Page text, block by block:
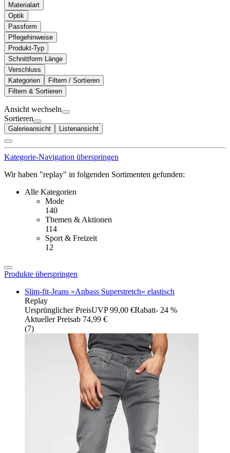
Materialart
Optik
Passform
Pflegehinweise
Produkt-Typ
Schnittform Länge
Verschluss
Kategorien
Filtern / Sortieren
Filtern & Sortieren
Ansicht wechseln
Sortieren
Galerieansicht Listenansicht
Kategorie-Navigation überspringen
Wir haben "replay" in folgenden Sortimenten gefunden:
Alle Kategorien
Mode
140
Themen & Aktionen
114
Sport & Freizeit
12
Produkte überspringen
Slim-fit-Jeans »Anbass Superstretch« elastisch
Replay
Ursprünglicher PreisUVP 99,00 €Rabatt- 24 %
Aktueller Preisab 74,99 €
(7)